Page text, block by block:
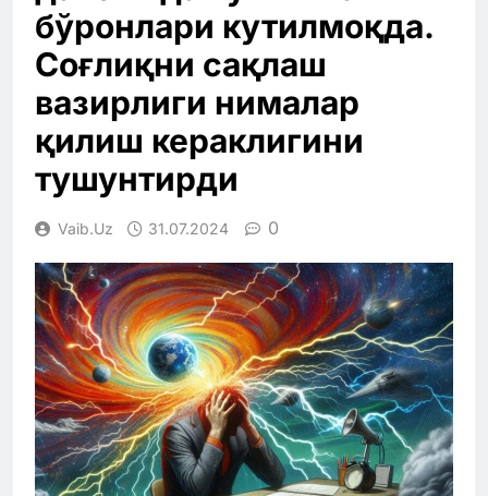
бўронлари кутилмоқда.
Соғлиқни сақлаш
вазирлиги нималар
қилиш кераклигини
тушунтирди
Vaib.uz 31.07.2024 0